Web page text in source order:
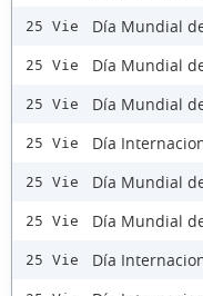
25 Vie Día Mundial
25 Vie Día Mundial
25 Vie Día Mundial
25 Vie Día
25 Vie Día Mundial
25 Vie Día Mundial
25 Vie Día